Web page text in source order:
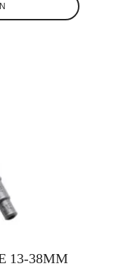
13-38MM